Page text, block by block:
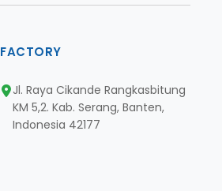
FACTORY
Jl. Raya Cikande Rangkasbitung
KM 5,2. Kab. Serang, Banten,
Indonesia 42177